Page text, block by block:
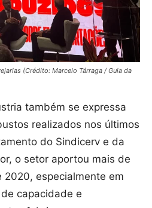
(Crédito: Marcelo Tárraga / Guia da
também se expressa
realizados nos últimos
do Sindicerv e da
o setor aportou mais de
2020, especialmente em
capacidade e